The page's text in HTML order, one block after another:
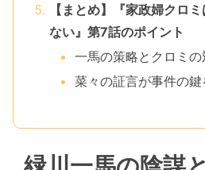
【まとめ】『家政婦クロ
ない』第7話のポイント
一馬の策略とクロミ
菜々の証言が事件の鍵